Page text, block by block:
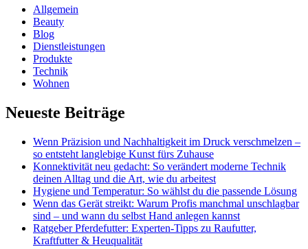
Allgemein
Beauty
Blog
Dienstleistungen
Produkte
Technik
Wohnen
Neueste Beiträge
Wenn Präzision und Nachhaltigkeit im Druck verschmelzen –
so entsteht langlebige Kunst fürs Zuhause
Konnektivität neu gedacht: So verändert moderne Technik
deinen Alltag und die Art, wie du arbeitest
Hygiene und Temperatur: So wählst du die passende Lösung
Wenn das Gerät streikt: Warum Profis manchmal unschlagbar
sind – und wann du selbst Hand anlegen kannst
Ratgeber Pferdefutter: Experten-Tipps zu Raufutter,
Kraftfutter & Heuqualität